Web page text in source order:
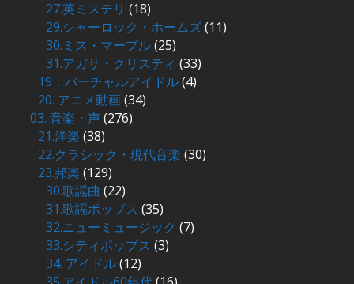
27.英ミステリ (18)
29.シャーロック・ホームズ(11)
30.ミス・マープル(25)
31.アガサ・クリスティ (33)
19．バーチャルアイドル(4)
20. アニメ動画(34)
03. 音楽・声(276)
21.洋楽 (38)
22.クラシック・現代音楽 (30)
23.邦楽 (129)
30.歌謡曲 (22)
31.歌謡ポップス (35)
32.ニューミュージック (7)
33.シティポップス (3)
34. アイドル(12)